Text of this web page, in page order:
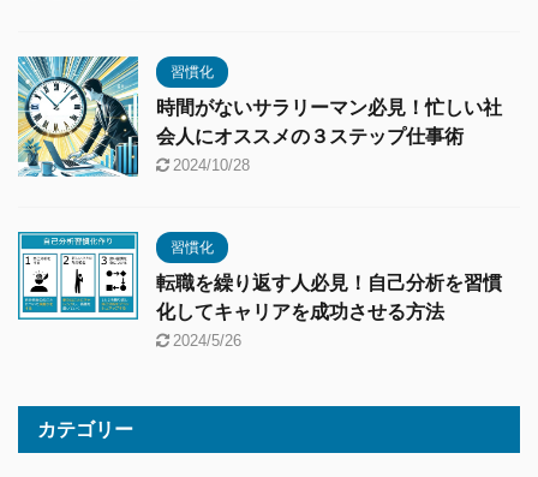
習慣化
時間がないサラリーマン必見！忙しい社
会人にオススメの３ステップ仕事術
2024/10/28
習慣化
転職を繰り返す人必見！自己分析を習慣
化してキャリアを成功させる方法
2024/5/26
カテゴリー